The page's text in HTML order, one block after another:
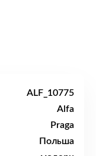
ALF_10775
Alfa
Praga
Польша